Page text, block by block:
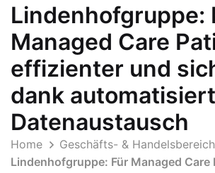
Lindenhofgruppe:
Managed Care
effizienter und
dank
Datenaustausch
Home
Geschäfts- & Handelsbereich
Lindenhofgruppe: Für Managed Care